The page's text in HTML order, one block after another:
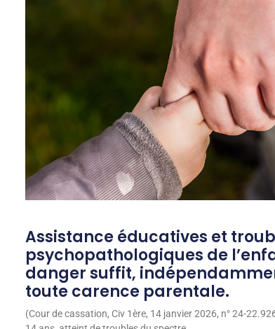
Assistance éducatives et
psychopathologiques de
danger suffit,
toute carence parentale.
(Cour de cassation, Civ 1ère, 14 janvier 2026, n° 24-